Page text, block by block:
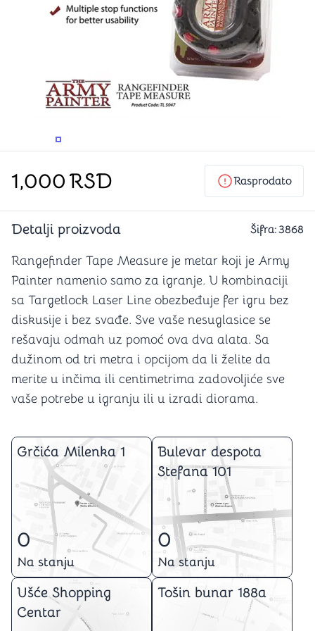
PROMENITE UGAO GLEDANJA
PROMENITE UGAO GLEDANJA
1,000RSD Rasprodato
Detalji proizvoda Šifra:3868
Rangefinder Tape Measure je metar koji je Army
Painter namenio samo za igranje. U kombinaciji
sa Targetlock Laser Line obezbeđuje fer igru bez
diskusije i bez svađe. Sve vaše nesuglasice se
rešavaju odmah uz pomoć ova dva alata. Sa
dužinom od tri metra i opcijom da li želite da
merite u inčima ili centimetrima zadovoljiće sve
vaše potrebe u igranju ili u izradi diorama.
Grčića Milenka 1
0
Na stanju
Bulevar despota
Stefana 101
0
Na stanju
Ušće Shopping
Centar
Tošin bunar 188a